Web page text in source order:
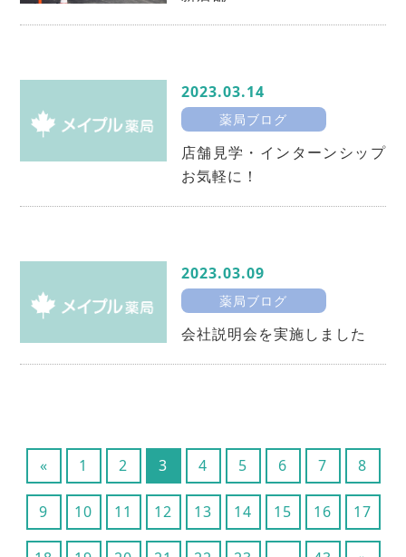
2023.03.14
薬局ブログ
店舗見学・インターンシップ
お気軽に！
2023.03.09
薬局ブログ
会社説明会を実施しました
« 1 2 3 4 5 6 7 8
9 10 11 12 13 14 15 16 17